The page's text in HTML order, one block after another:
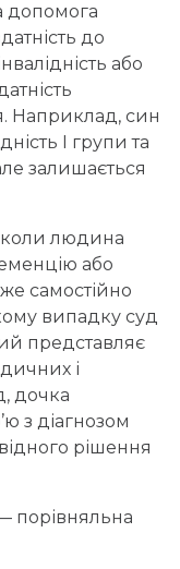
допомога
до
або
Наприклад, син
І групи та
залишається
коли людина
або
самостійно
випадку суд
представляє
і
дочка
з діагнозом
рішення
порівняльна